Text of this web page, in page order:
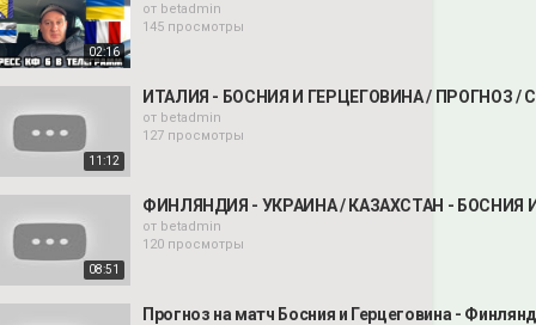
02:16
от betadmin
145 просмотры
11:12
ИТАЛИЯ - БОСНИЯ И ГЕРЦЕГОВИНА / ПРОГНОЗ /
от betadmin
127 просмотры
08:51
ФИНЛЯНДИЯ - УКРАИНА / КАЗАХСТАН - БОСНИЯ
от betadmin
120 просмотры
Прогноз на матч Босния и Герцеговина -